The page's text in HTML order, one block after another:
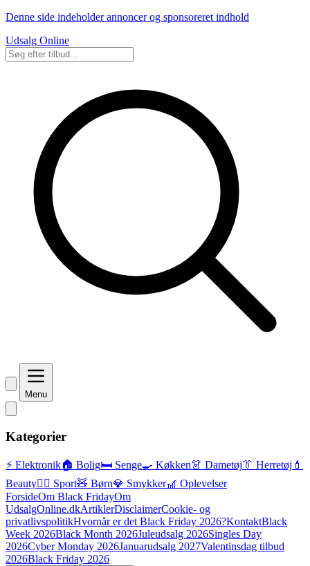
Denne side indeholder annoncer og sponsoreret indhold
Udsalg Online
Menu
Kategorier
⚡ Elektronik🏠 Bolig🛏️ Senge🍳 Køkken👗 Dametøj👔 Herretøj 💄
Beauty🏃‍♂️ Sport🧸 Børn💎 Smykker🎢 Oplevelser
ForsideOm Black FridayOm
UdsalgOnline.dkArtiklerDisclaimerCookie- og
privatlivspolitikHvornår er det Black Friday 2026?KontaktBlack
Week 2026Black Month 2026Juleudsalg 2026Singles Day
2026Cyber Monday 2026Januarudsalg 2027Valentinsdag tilbud
2026Black Friday 2026